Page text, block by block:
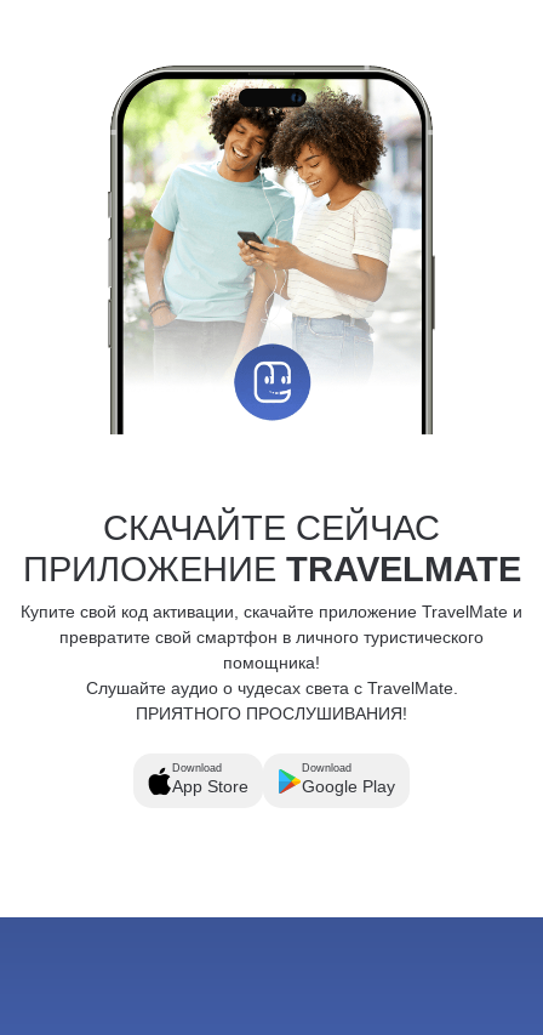
СКАЧАЙТЕ СЕЙЧАС
ПРИЛОЖЕНИЕ TRAVELMATE
Купите свой код активации, скачайте приложение TravelMate и
превратите свой смартфон в личного туристического
помощника!
Слушайте аудио о чудесах света с TravelMate.
ПРИЯТНОГО ПРОСЛУШИВАНИЯ!
Download
App Store
Download
Google Play